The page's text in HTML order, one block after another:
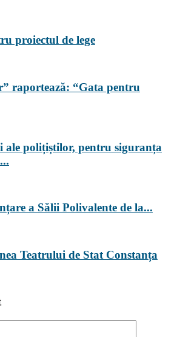
proiectul de lege
raportează: “Gata pentru
ale polițiștilor, pentru siguranța
a Sălii Polivalente de la...
Teatrului de Stat Constanța